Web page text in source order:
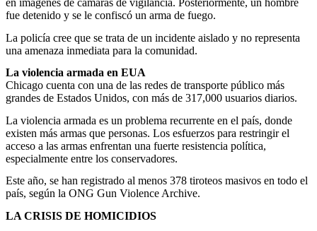
en imágenes de cámaras de vigilancia. Posteriormente, un hombre
fue detenido y se le confiscó un arma de fuego.
La policía cree que se trata de un incidente aislado y no representa
una amenaza inmediata para la comunidad.
La violencia armada en EUA
Chicago cuenta con una de las redes de transporte público más
grandes de Estados Unidos, con más de 317,000 usuarios diarios.
La violencia armada es un problema recurrente en el país, donde
existen más armas que personas. Los esfuerzos para restringir el
acceso a las armas enfrentan una fuerte resistencia política,
especialmente entre los conservadores.
Este año, se han registrado al menos 378 tiroteos masivos en todo el
país, según la ONG Gun Violence Archive.
LA CRISIS DE HOMICIDIOS